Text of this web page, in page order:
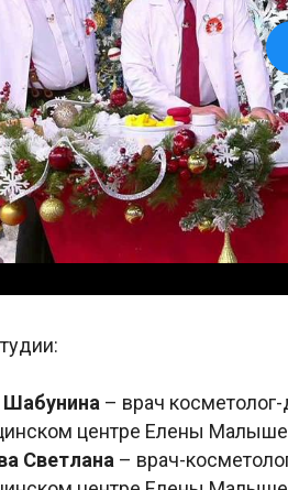
Шабунина – врач
центре Елены
Светлана – врач-